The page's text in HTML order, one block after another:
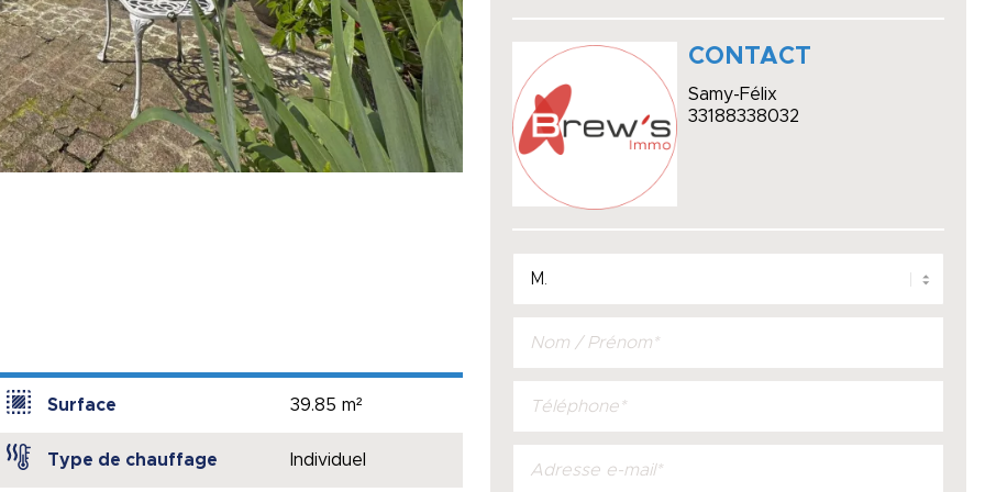
Surface 39.85 m²
Type de chauffage Individuel
CONTACT
Samy-Félix
33188338032